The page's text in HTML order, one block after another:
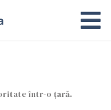
într-o țară.